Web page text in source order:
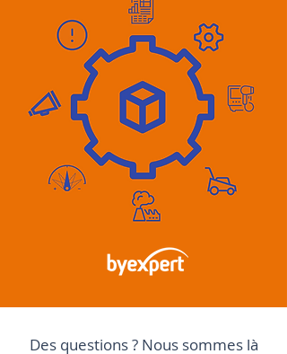
Des questions ? Nous sommes là